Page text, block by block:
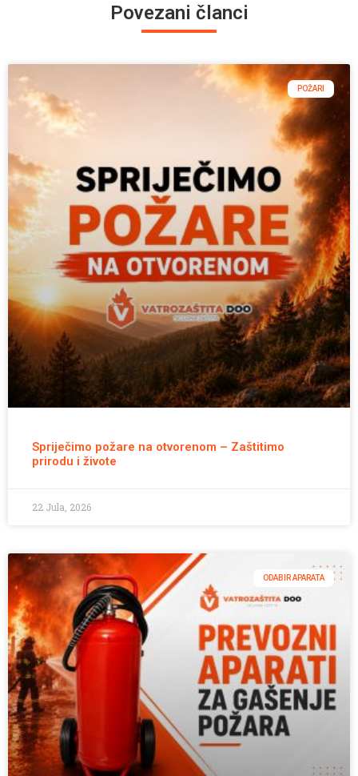
Povezani članci
POŽARI
Spriječimo požare na otvorenom – Zaštitimo
prirodu i živote
22 Jula, 2026
ODABIR APARATA